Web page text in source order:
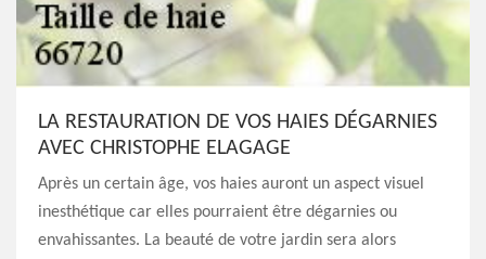
LA RESTAURATION DE VOS HAIES DÉGARNIES
AVEC CHRISTOPHE ELAGAGE
Après un certain âge, vos haies auront un aspect visuel
inesthétique car elles pourraient être dégarnies ou
envahissantes. La beauté de votre jardin sera alors